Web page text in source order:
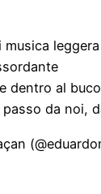
leggera
dentro al
passo da noi,